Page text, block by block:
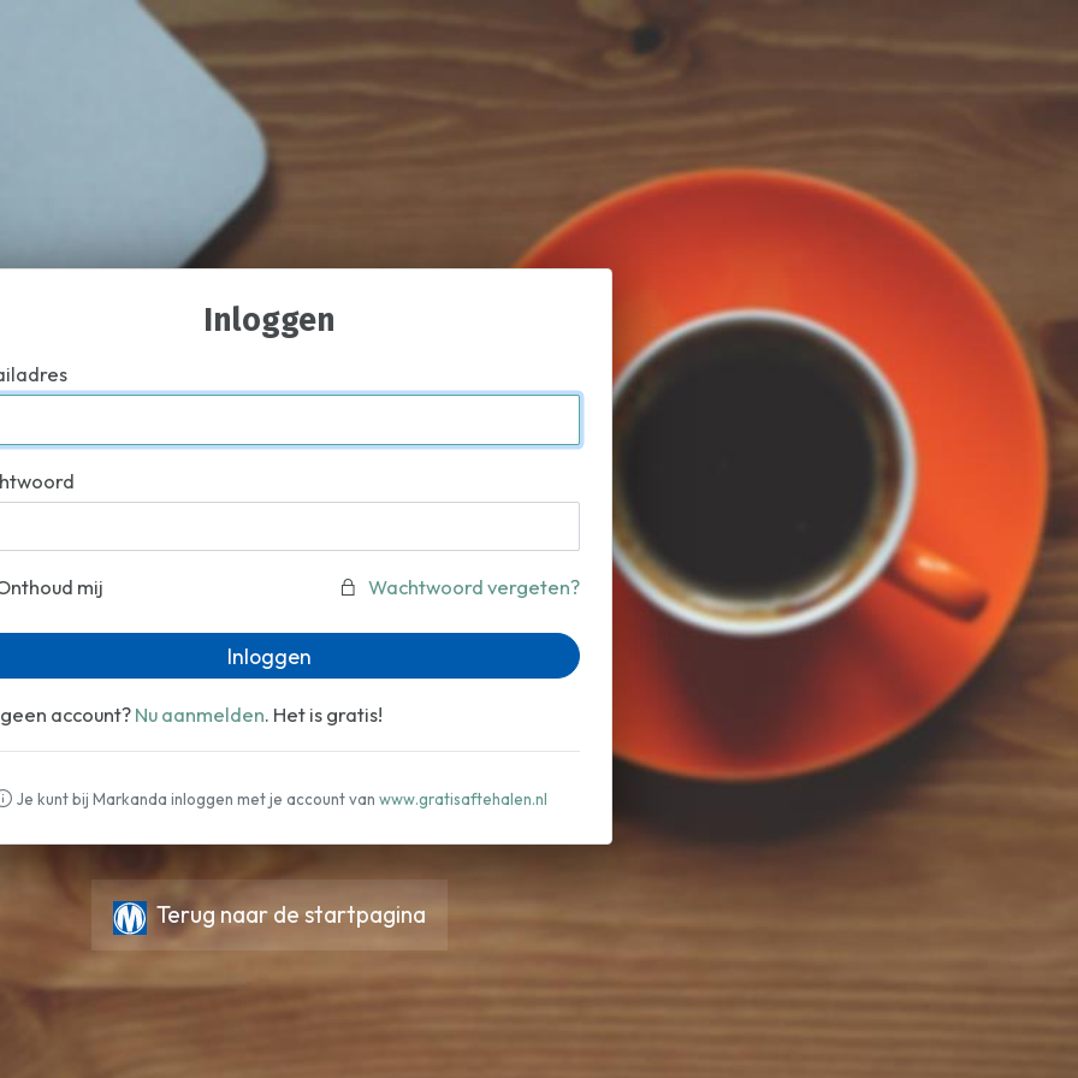
Inloggen
Wachtwoord vergeten?
mij
Inloggen
account? Nu aanmelden. Het is gratis!
Je kunt bij Markanda inloggen met je account van www.gratisaftehalen.nl
Terug naar de startpagina